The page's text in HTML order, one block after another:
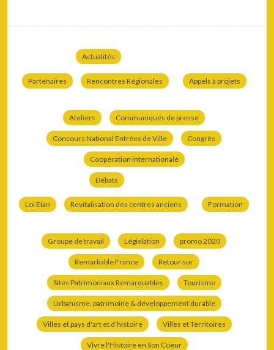
Actualités
Partenaires Rencontres Régionales Appels à projets
Ateliers Communiqués de presse
Concours National Entrées de Ville Congrès
Coopération internationale
Débats
Loi Elan Revitalisation des centres anciens Formation
Groupe de travail Législation promo 2020
Remarkable France Retour sur
Sites Patrimoniaux Remarquables Tourisme
Urbanisme, patrimoine & développement durable
Villes et pays d'art et d'histoire Villes et Territoires
Vivre l'Histoire en Son Coeur